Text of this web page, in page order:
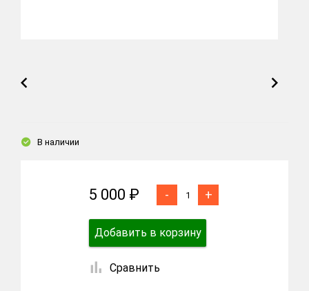
В наличии
5 000 ₽ - +
Добавить в корзину
Сравнить